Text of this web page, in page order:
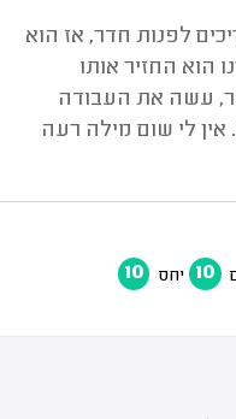
לפנות חדר, אז הוא
הוא החזיר אותו
עשה את העבודה
אין לי שום מילה רעה
10 יחס 10